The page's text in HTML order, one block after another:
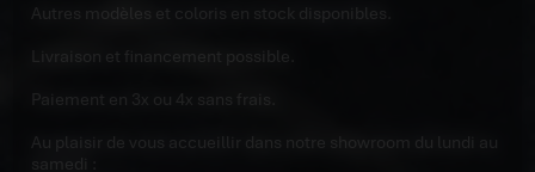
Autres modèles et coloris en stock disponibles.
Livraison et financement possible.
Paiement en 3x ou 4x sans frais.
Au plaisir de vous accueillir dans notre showroom du lundi au